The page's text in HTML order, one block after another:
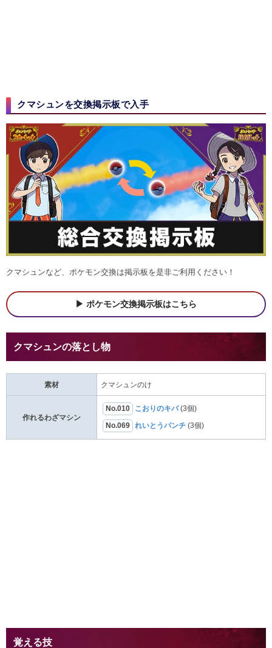
クマシュンを交換掲示板で入手
クマシュンなど、ポケモン交換は掲示板を是非ご利用ください！
ポケモン交換掲示板はこちら
クマシュンの落とし物
素材 クマシュンのけ
作れるわざマシン
No.010 こおりのキバ(3個)
No.069 れいとうパンチ (3個)
覚える技